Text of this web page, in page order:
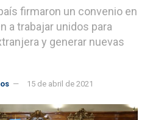
firmaron un convenio en
a trabajar unidos para
y generar nuevas
15 de abril de 2021